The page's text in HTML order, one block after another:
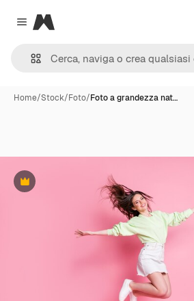
Close menu
Magnific
Home/Stock/Foto/Foto a grandezza nat…
Premium